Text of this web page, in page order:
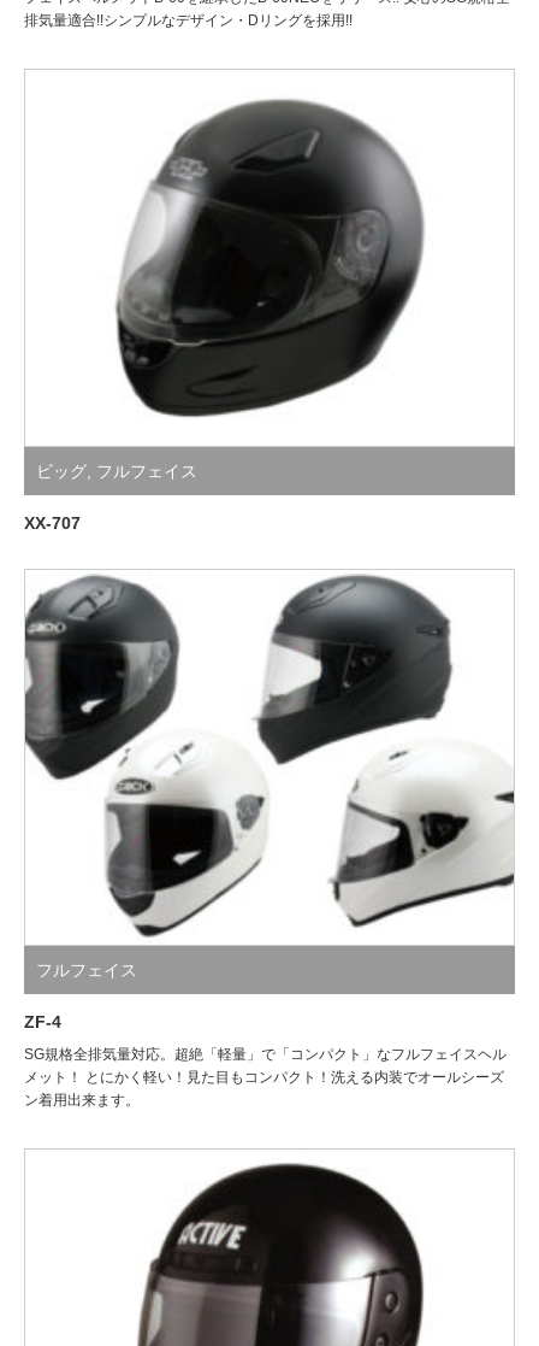
排気量適合!!シンプルなデザイン・Dリングを採用!!
ビッグ フルフェイス
XX-707
フルフェイス
ZF-4
SG規格全排気量対応。超絶「軽量」で「コンパクト」なフルフェイスヘル
メット！ とにかく軽い！見た目もコンパクト！洗える内装でオールシーズ
ン着用出来ます。